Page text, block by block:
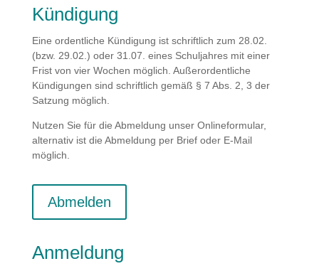
Kündigung
Eine ordentliche Kündigung ist schriftlich zum 28.02.
(bzw. 29.02.) oder 31.07. eines Schuljahres mit einer
Frist von vier Wochen möglich. Außerordentliche
Kündigungen sind schriftlich gemäß § 7 Abs. 2, 3 der
Satzung möglich.
Nutzen Sie für die Abmeldung unser Onlineformular,
alternativ ist die Abmeldung per Brief oder E-Mail
möglich.
Abmelden
Anmeldung